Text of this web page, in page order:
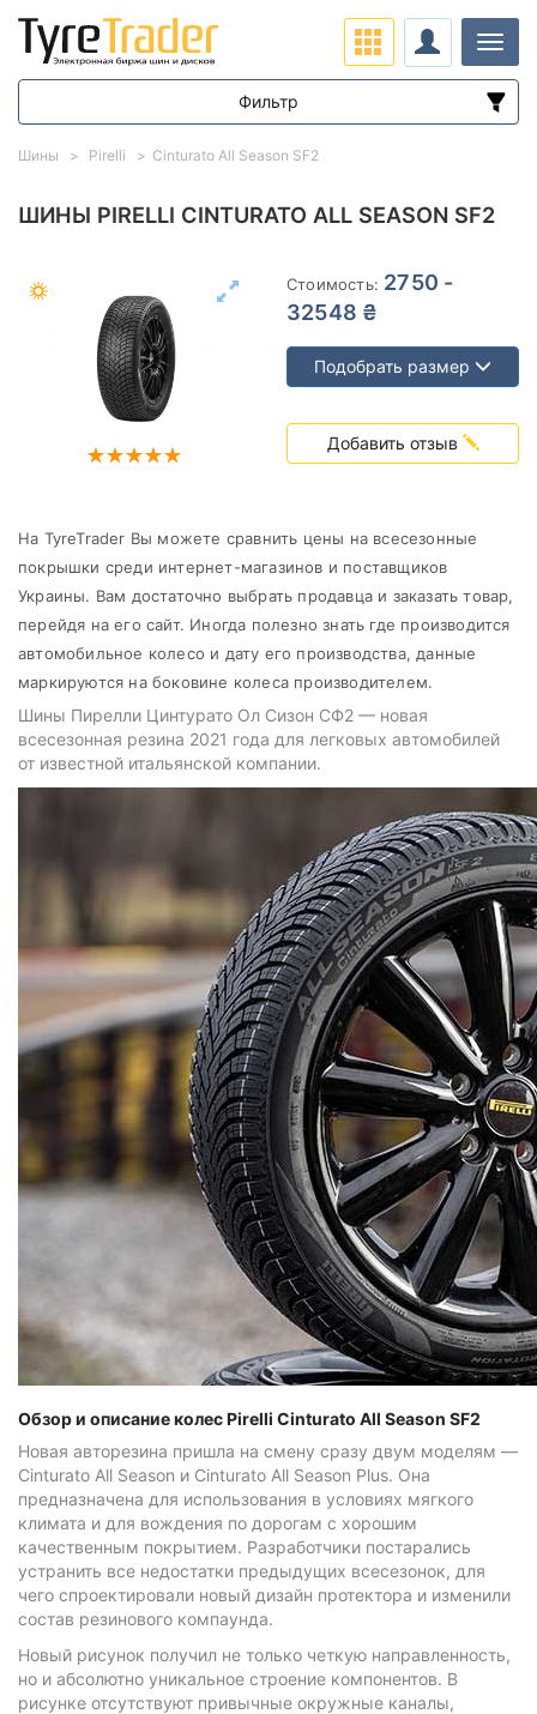
ШИНЫ PIRELLI CINTURATO ALL SEASON SF2
Стоимость: 2750 -
32548 ₴
Подобрать размер
Добавить отзыв
На TyreTrader Вы можете сравнить цены на всесезонные
покрышки среди интернет-магазинов и поставщиков
Украины. Вам достаточно выбрать продавца и заказать товар,
перейдя на его сайт. Иногда полезно знать где производится
автомобильное колесо и дату его производства, данные
маркируются на боковине колеса производителем.
Шины Пирелли Цинтурато Ол Сизон СФ2 — новая
всесезонная резина 2021 года для легковых автомобилей
от известной итальянской компании.
Обзор и описание колес Pirelli Cinturato All Season SF2
Новая авторезина пришла на смену сразу двум моделям —
Cinturato All Season и Cinturato All Season Plus. Она
предназначена для использования в условиях мягкого
климата и для вождения по дорогам с хорошим
качественным покрытием. Разработчики постарались
устранить все недостатки предыдущих всесезонок, для
чего спроектировали новый дизайн протектора и изменили
состав резинового компаунда.
Новый рисунок получил не только четкую направленность,
но и абсолютно уникальное строение компонентов. В
рисунке отсутствуют привычные окружные каналы,
Шины Pirelli Cinturato All Season SF2
Фильтр
Диапазон цен
Pirelli
Все бренды
Тип транспортного средства
Сбросить Подобрать